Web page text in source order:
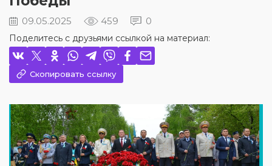
09.05.2025 459 0
Поделитесь с друзьями ссылкой на материал:
Скопировать ссылку